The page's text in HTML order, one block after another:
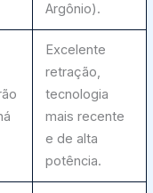
Argônio).
Excelente
retração,
tecnologia
mais recente
e de alta
potência.